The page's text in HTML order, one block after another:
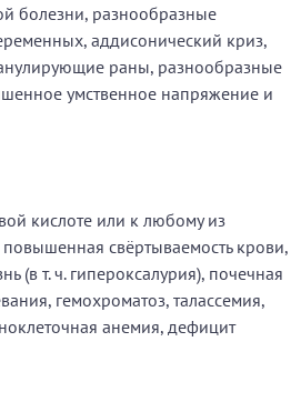
болезни, разнообразные
аддисонический криз,
раны, разнообразные
умственное напряжение и
кислоте или к любому из
свёртываемость крови,
(в т. ч. гипероксалурия), почечная
гемохроматоз, талассемия,
анемия, дефицит